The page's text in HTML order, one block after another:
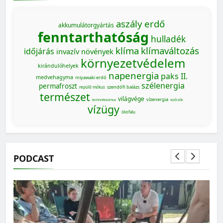
akkumulátorgyártás aszály erdő
fenntarthatóság hulladék
időjárás invazív növények klíma klímaváltozás
kirándulóhelyek környezetvédelem
medvehagyma miyawaki erdő napenergia paks II.
permafroszt repülő mókus szendőfi balázs szélenergia
természet technofasizmus világvége vízenergia vízőrzők
vízügy ökofalu
PODCAST
MAGYARORSZÁG SZÁMOKBAN